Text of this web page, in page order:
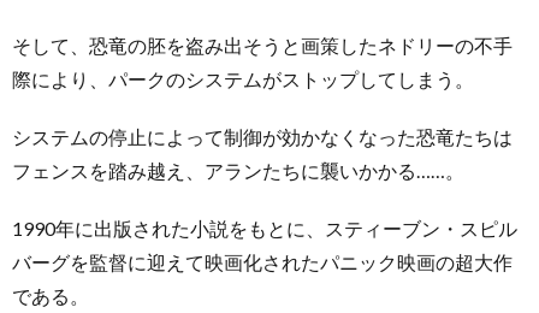
そして、恐竜の胚を盗み出そうと画策したネドリーの不手
際により、パークのシステムがストップしてしまう。
システムの停止によって制御が効かなくなった恐竜たちは
フェンスを踏み越え、アランたちに襲いかかる……。
1990年に出版された小説をもとに、スティーブン・スピル
バーグを監督に迎えて映画化されたパニック映画の超大作
である。